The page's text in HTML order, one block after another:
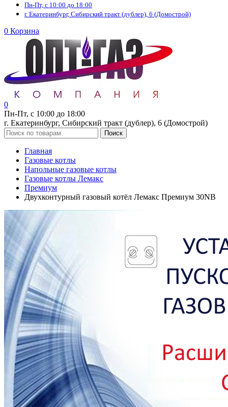
Пн-Пт, с 10:00 до 18:00
г. Екатеринбург, Сибирский тракт (дублер), 6 (Домострой)
0 Корзина
0
Пн-Пт, с 10:00 до 18:00
г. Екатеринбург, Сибирский тракт (дублер), 6 (Домострой)
Поиск
Главная
Газовые котлы
Напольные газовые котлы
Газовые котлы Лемакс
Премиум
Двухконтурный газовый котёл Лемакс Премиум 30NВ